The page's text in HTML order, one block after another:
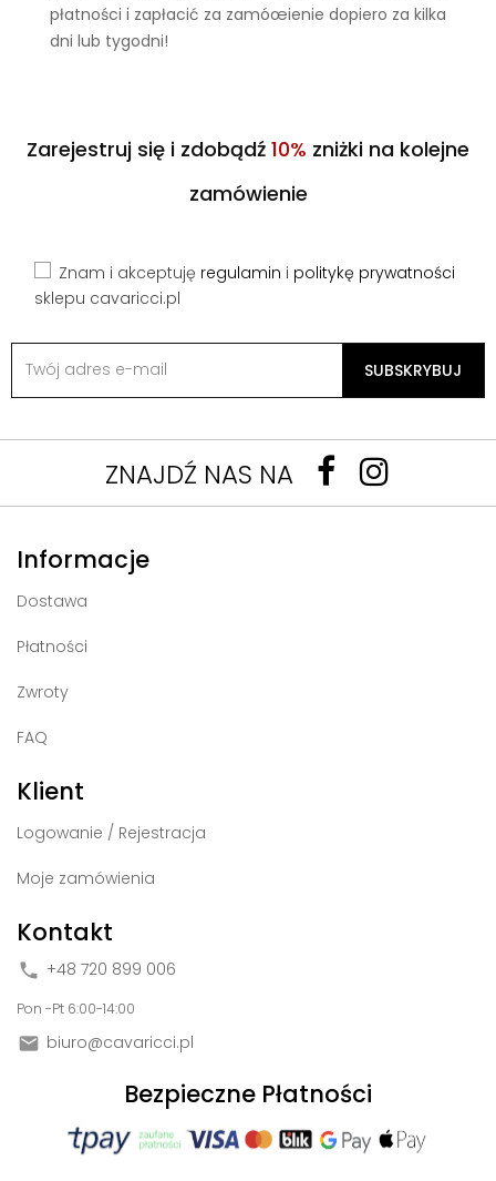
płatności i zapłacić za zamóœienie dopiero za kilka
dni lub tygodni!
Zarejestruj się i zdobądź 10% zniżki na kolejne
zamówienie
Znam i akceptuję regulamin i politykę prywatności
sklepu cavaricci.pl
SUBSKRYBUJ
ZNAJDŹ NAS NA
Informacje
Dostawa
Płatności
Zwroty
FAQ
Klient
Logowanie / Rejestracja
Moje zamówienia
Kontakt
 +48 720 899 006
Pon -Pt 6:00-14:00
 biuro@cavaricci.pl
Bezpieczne Płatności